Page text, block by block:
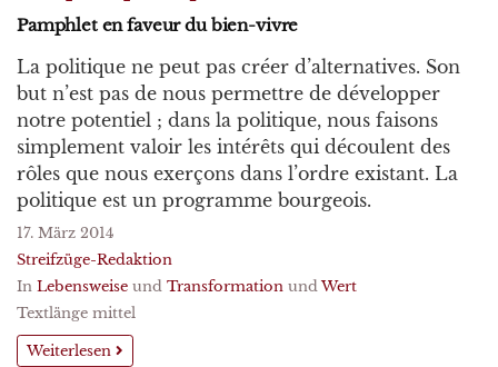
Pamphlet en faveur du bien-vivre
La politique ne peut pas créer d’alternatives. Son
but n’est pas de nous permettre de développer
notre potentiel ; dans la politique, nous faisons
simplement valoir les intérêts qui découlent des
rôles que nous exerçons dans l’ordre existant. La
politique est un programme bourgeois.
17. März 2014
Streifzüge-Redaktion
In Lebensweise und Transformation undWert
Textlänge mittel
Weiterlesen